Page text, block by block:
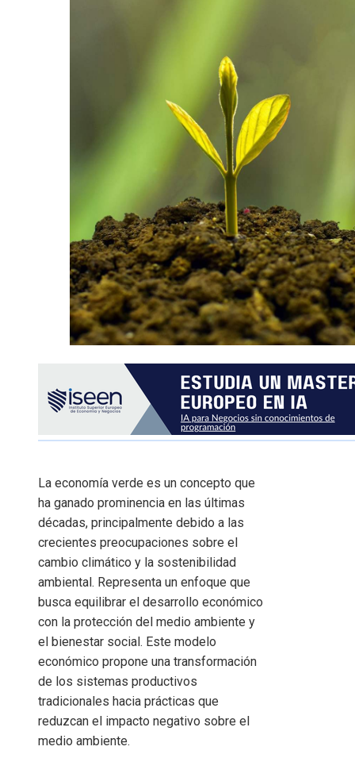
La economía verde es un concepto que
ha ganado prominencia en las últimas
décadas, principalmente debido a las
crecientes preocupaciones sobre el
cambio climático y la sostenibilidad
ambiental. Representa un enfoque que
busca equilibrar el desarrollo económico
con la protección del medio ambiente y
el bienestar social. Este modelo
económico propone una transformación
de los sistemas productivos
tradicionales hacia prácticas que
reduzcan el impacto negativo sobre el
medio ambiente.